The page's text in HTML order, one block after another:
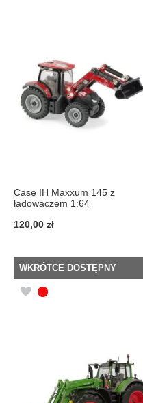
ŻYCZEŃ
Case IH Maxxum 145 z
ładowaczem 1:64
120,00 zł
WKRÓTCE DOSTĘPNY
DODAJ